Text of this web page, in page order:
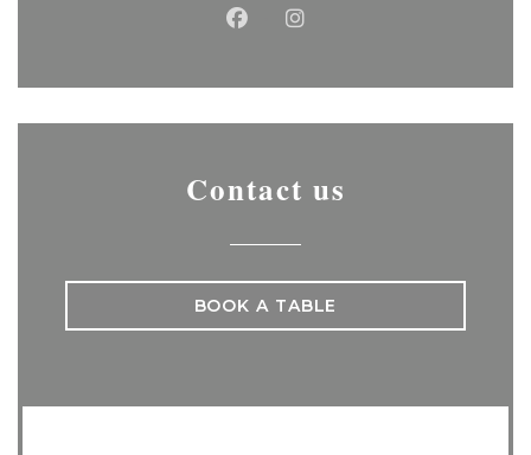
Facebook ((opens in a
Instagram ((opens in
Contact us
BOOK A TABLE